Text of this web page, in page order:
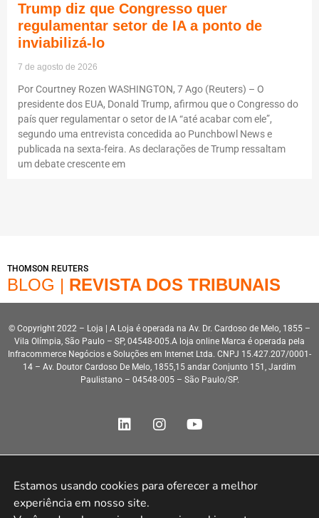
Trump diz que Congresso quer
regulamentar setor de IA a ponto de
inviabilizá-lo
7 de agosto de 2026
Por Courtney Rozen WASHINGTON, 7 Ago (Reuters) – O
presidente dos EUA, Donald Trump, afirmou que o Congresso do
país quer regulamentar o setor de IA “até acabar com ele”,
segundo uma entrevista concedida ao Punchbowl News e
publicada na sexta-feira. As declarações de Trump ressaltam
um debate crescente em
THOMSON REUTERS
BLOG | REVISTA DOS TRIBUNAIS
© Copyright 2022 – Loja | A Loja é operada na Av. Dr. Cardoso de Melo, 1855 –
Vila Olímpia, São Paulo – SP, 04548-005.A loja online Marca é operada pela
Infracommerce Negócios e Soluções em Internet Ltda. CNPJ 15.427.207/0001-
14 – Av. Doutor Cardoso De Melo, 1855,15 andar Conjunto 151, Jardim
Paulistano – 04548-005 – São Paulo/SP.
Desenvolvimento HeroStar
Estamos usando cookies para oferecer a melhor
experiência em nosso site.